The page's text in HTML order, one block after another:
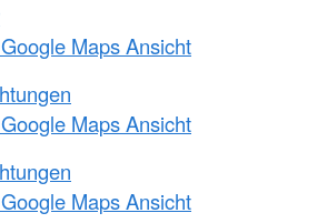
Maps Ansicht
Maps Ansicht
Maps Ansicht